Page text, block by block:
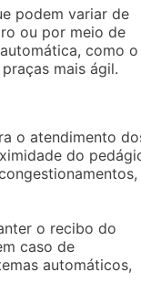
podem variar de
ou por meio de
como o
mais ágil.
o atendimento
do
o recibo do
caso de
automáticos,